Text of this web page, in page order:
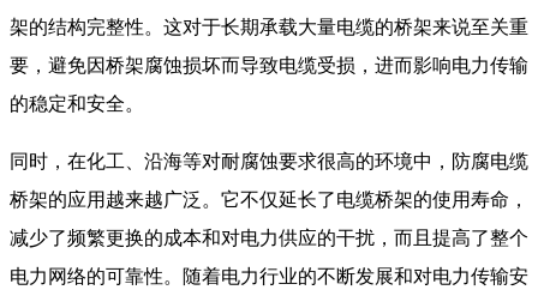
架的结构完整性。这对于长期承载大量电缆的桥架来说至关重
要，避免因桥架腐蚀损坏而导致电缆受损，进而影响电力传输
的稳定和安全。
同时，在化工、沿海等对耐腐蚀要求很高的环境中，防腐电缆
桥架的应用越来越广泛。它不仅延长了电缆桥架的使用寿命，
减少了频繁更换的成本和对电力供应的干扰，而且提高了整个
电力网络的可靠性。随着电力行业的不断发展和对电力传输安